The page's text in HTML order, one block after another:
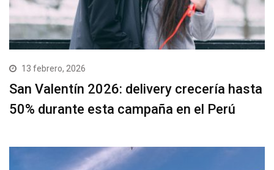
13 febrero, 2026
San Valentín 2026: delivery crecería hasta
50% durante esta campaña en el Perú